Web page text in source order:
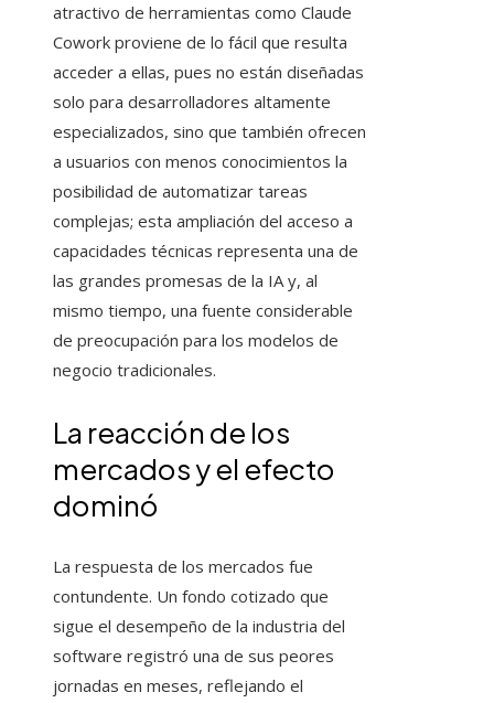
atractivo de herramientas como Claude
Cowork proviene de lo fácil que resulta
acceder a ellas, pues no están diseñadas
solo para desarrolladores altamente
especializados, sino que también ofrecen
a usuarios con menos conocimientos la
posibilidad de automatizar tareas
complejas; esta ampliación del acceso a
capacidades técnicas representa una de
las grandes promesas de la IA y, al
mismo tiempo, una fuente considerable
de preocupación para los modelos de
negocio tradicionales.
La reacción de los
mercados y el efecto
dominó
La respuesta de los mercados fue
contundente. Un fondo cotizado que
sigue el desempeño de la industria del
software registró una de sus peores
jornadas en meses, reflejando el